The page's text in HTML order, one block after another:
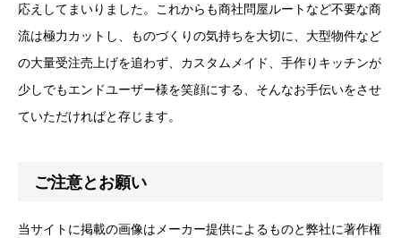
応えしてまいりました。これからも商社問屋ルートなど不要な商
流は極力カットし、ものづくりの気持ちを大切に、大型物件など
の大量受注売上げを追わず、カスタムメイド、手作りキッチンが
少しでもエンドユーザー様を笑顔にする、そんなお手伝いをさせ
ていただければと存じます。
ご注意とお願い
当サイトに掲載の画像はメーカー提供によるものと弊社に著作権